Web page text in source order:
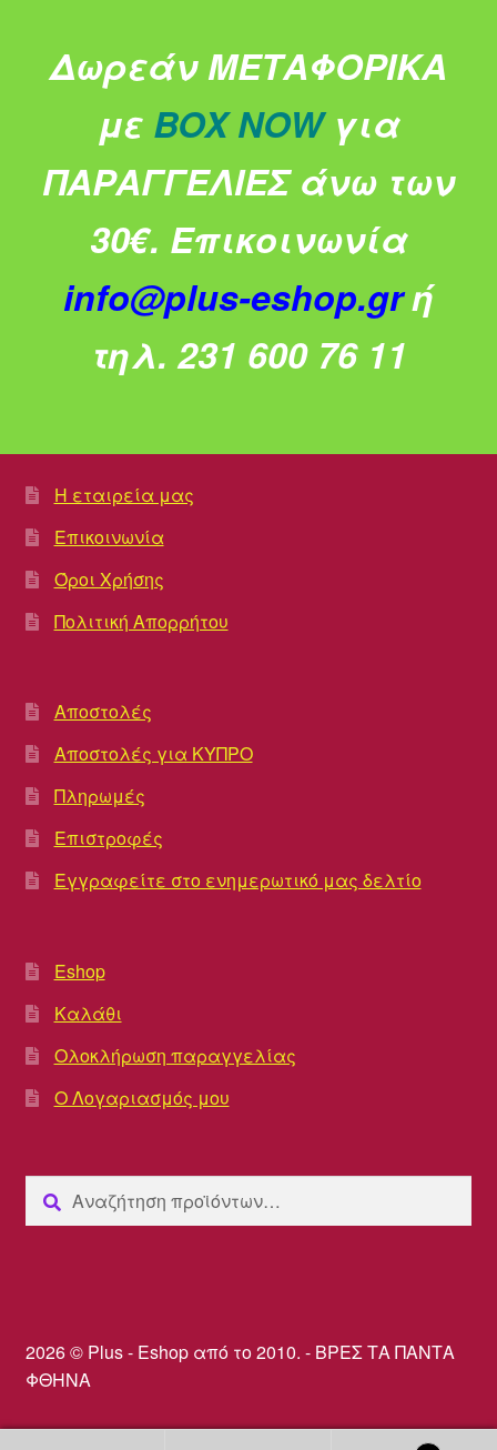
Δωρεάν ΜΕΤΑΦΟΡΙΚΑ
με BOX NOW για
ΠΑΡΑΓΓΕΛΙΕΣ άνω των
30€. Επικοινωνία
info@plus-eshop.grή
τηλ. 231 600 76 11
Η εταιρεία μας
Επικοινωνία
Όροι Χρήσης
Πολιτική Απορρήτου
Αποστολές
Αποστολές για ΚΥΠΡΟ
Πληρωμές
Επιστροφές
Εγγραφείτε στο ενημερωτικό μας δελτίο
Eshop
Καλάθι
Ολοκλήρωση παραγγελίας
Ο Λογαριασμός μου
Αναζήτηση
για:
Αναζήτηση
2026 © Plus - Eshop από το 2010. - ΒΡΕΣ ΤΑ ΠΑΝΤΑ
ΦΘΗΝΑ